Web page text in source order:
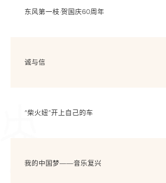
东风第一枝·贺国庆60周年
诚与信
“柴火妞”开上自己的车
我的中国梦——音乐复兴